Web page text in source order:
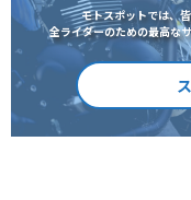
モトスポットでは、
全ライダーのための最高な